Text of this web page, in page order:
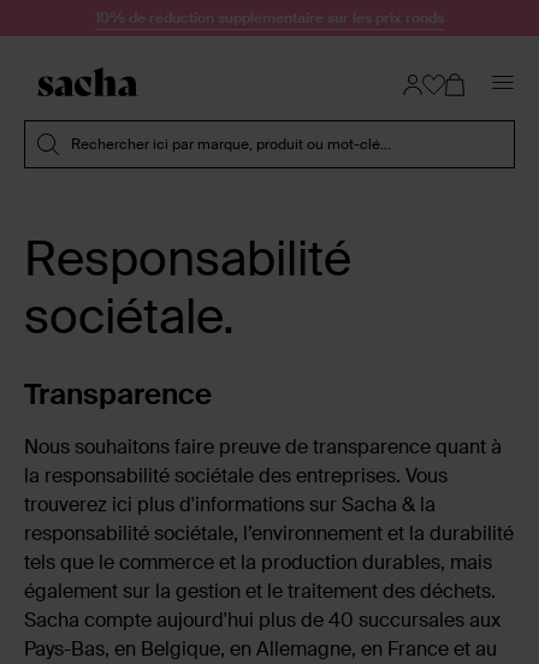
Passer au contenu10% de réduction supplémentaire sur les prix ronds
Rechercher ici par marque, produit ou mot-clé...
Responsabilité
sociétale.
Transparence
Nous souhaitons faire preuve de transparence quant à
la responsabilité sociétale des entreprises. Vous
trouverez ici plus d'informations sur Sacha & la
responsabilité sociétale, l’environnement et la durabilité
tels que le commerce et la production durables, mais
également sur la gestion et le traitement des déchets.
Sacha compte aujourd'hui plus de 40 succursales aux
Pays-Bas, en Belgique, en Allemagne, en France et au